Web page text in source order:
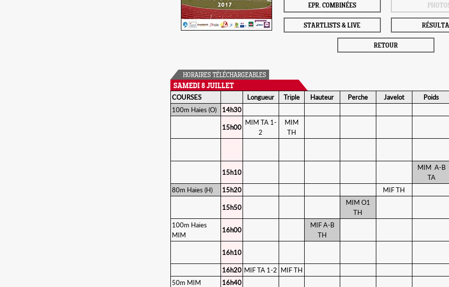
EPR. COMBINÉES
STARTLISTS & LIVE
RETOUR
HORAIRES TÉLÉCHARGEABLES
SAMEDI 8 JUILLET
COURSES
Longueur Triple Hauteur Perche Javelot Poids
100m Haies (O)
14h30
15h00
MIM TA 1-
2
MIM
TH
15h10
MIM A-B
TA
80m Haies (H)
15h20 MIF TH
15h50
MIM O1
TH
100m Haies
MIM
16h00
MIF A-B
TH
16h10
16h20 MIF TA 1-2 MIF TH
50m MIM
16h40